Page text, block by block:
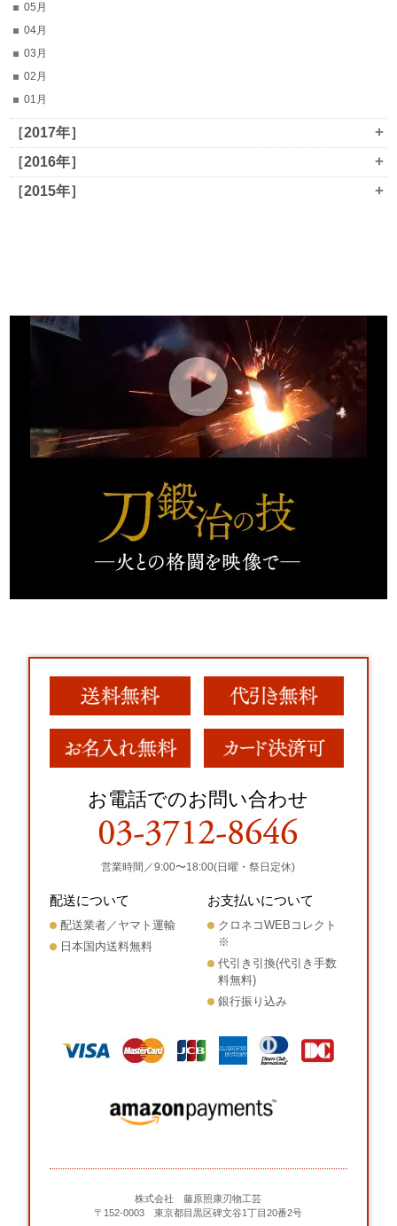
05月
04月
03月
02月
01月
［2017年］ +
［2016年］ +
［2015年］ +
お電話でのお問い合わせ
営業時間／9:00〜18:00(日曜・祭日定休)
配送について
配送業者／ヤマト運輸
日本国内送料無料
お支払いについて
クロネコWEBコレクト
※
代引き引換(代引き手数
料無料)
銀行振り込み
株式会社 藤原照康刃物工芸
〒152-0003 東京都目黒区碑文谷1丁目20番2号